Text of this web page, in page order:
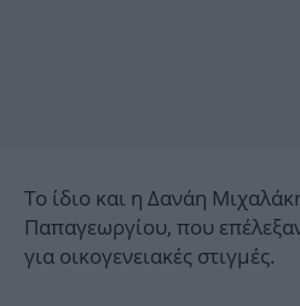
Το ίδιο και η Δανάη
Παπαγεωργίου, που
για οικογενειακές στιγμές.